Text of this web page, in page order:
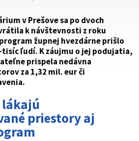
v Prešove sa po dvoch
k návštevnosti z roku
program župnej hvezdárne prišlo
ľudí. K záujmu o jej podujatia,
prispela nedávna
za 1,32 mil. eur či
lákajú
priestory aj